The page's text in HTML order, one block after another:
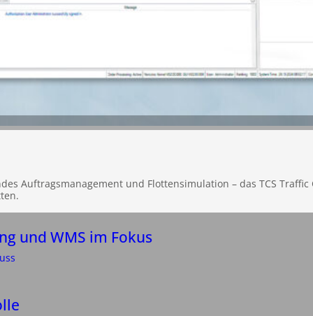
Auftragsmanagement und Flottensimulation – das TCS
und WMS im Fokus